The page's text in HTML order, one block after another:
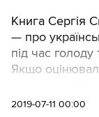
Книга Сергія
— про
під час голоду
Якщо
На жаль, автор
2019-07-11 00:00